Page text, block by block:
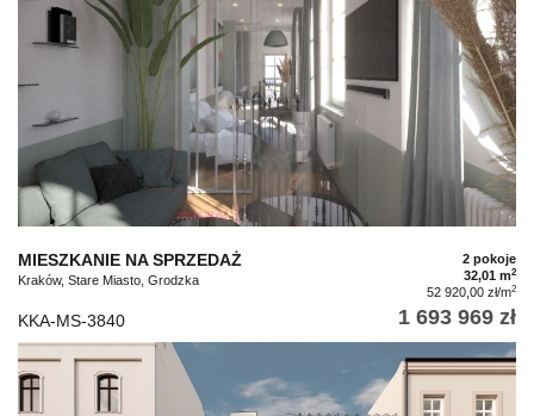
MIESZKANIE NA SPRZEDAŻ
Kraków, Stare Miasto, Grodzka
2 pokoje
32,01 m2
52 920,00 zł/m2
KKA-MS-3840 1 693 969 zł